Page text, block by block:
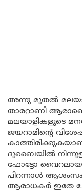
അന്നു മുതൽ
താരറാണി
മലയാളികളുടെ
ജയറാമിൻ്റെ
ദുബൈയിൽ
ഫോട്ടോ
പിറന്നാൾ
ആരാധകർ ഇതേ